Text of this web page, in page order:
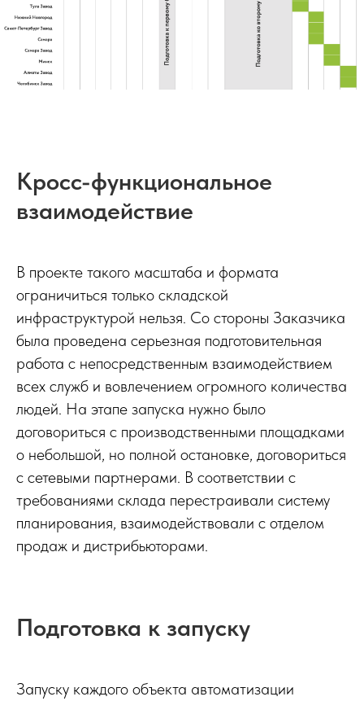
Кросс-функциональное
взаимодействие
В проекте такого масштаба и формата
ограничиться только складской
инфраструктурой нельзя. Со стороны Заказчика
была проведена серьезная подготовительная
работа с непосредственным взаимодействием
всех служб и вовлечением огромного количества
людей. На этапе запуска нужно было
договориться с производственными площадками
о небольшой, но полной остановке, договориться
с сетевыми партнерами. В соответствии с
требованиями склада перестраивали систему
планирования, взаимодействовали с отделом
продаж и дистрибьюторами.
Подготовка к запуску
Запуску каждого объекта автоматизации